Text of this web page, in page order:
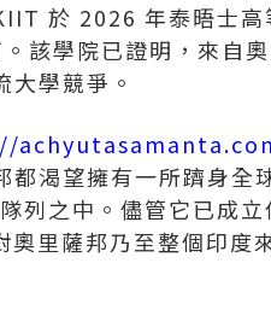
於 2026 年泰晤士
該學院已證明，來自
學競爭。
都渴望擁有一所躋身
列之中。儘管它已成
里薩邦乃至整個印度